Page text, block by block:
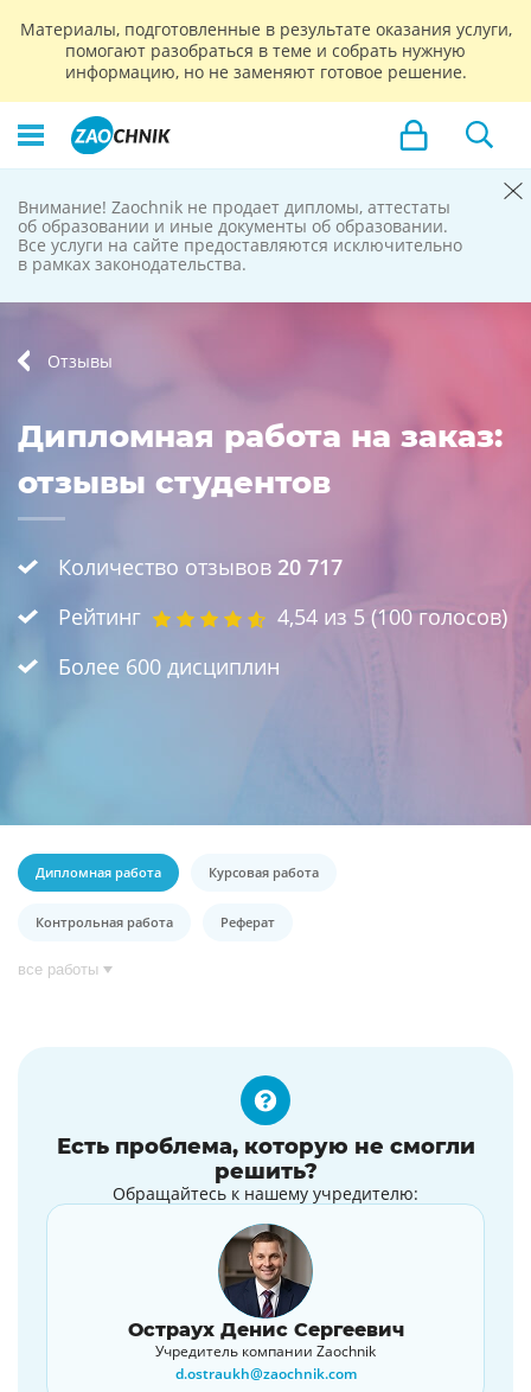
Материалы, подготовленные в результате оказания услуги,
помогают разобраться в теме и собрать нужную
информацию, но не заменяют готовое решение.
Zaochnik
не продает
дипломы
Внимание! Zaochnik не продает дипломы, аттестаты
об образовании и иные документы об образовании.
Все услуги на сайте предоставляются исключительно
в рамках законодательства.
Отзывы
Дипломная работа на заказ:
отзывы студентов
Количество отзывов 20 717
Рейтинг
4,54 из 5 (100голосов)
Более 600 дисциплин
Дипломная работа Курсовая работа
Контрольная работа Реферат
все работы
Есть проблема, которую не смогли
решить?
Обращайтесь к нашему учредителю:
Остраух Денис Сергеевич
Учредитель компании Zaochnik
d.ostraukh@zaochnik.com